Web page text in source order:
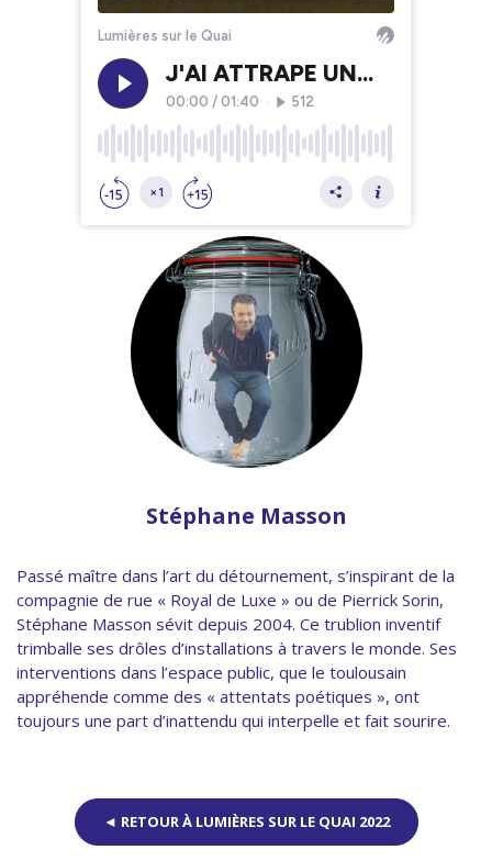
Stéphane Masson
Passé maître dans l’art du détournement, s’inspirant de la
compagnie de rue « Royal de Luxe » ou de Pierrick Sorin,
Stéphane Masson sévit depuis 2004. Ce trublion inventif
trimballe ses drôles d’installations à travers le monde. Ses
interventions dans l’espace public, que le toulousain
appréhende comme des « attentats poétiques », ont
toujours une part d’inattendu qui interpelle et fait sourire.
◄ RETOUR À LUMIÈRES SUR LE QUAI 2022